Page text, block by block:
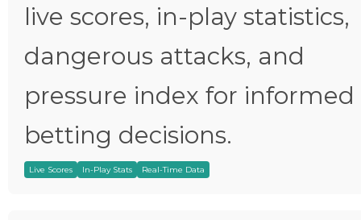
live scores, in-play statistics,
dangerous attacks, and
pressure index for informed
betting decisions.
Live Scores In-Play Stats Real-Time Data